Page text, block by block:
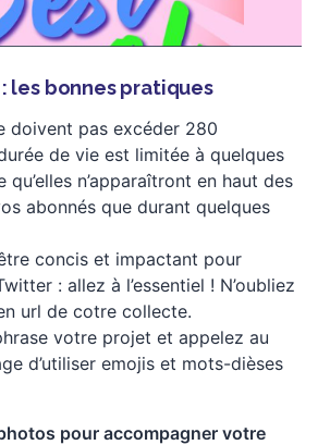
les bonnes pratiques
doivent pas excéder 280
de vie est limitée à quelques
qu’elles n’apparaîtront en haut des
abonnés que durant quelques
concis et impactant pour
: allez à l’essentiel ! N’oubliez
url de cotre collecte.
votre projet et appelez au
d’utiliser emojis et mots-dièses
pour accompagner votre